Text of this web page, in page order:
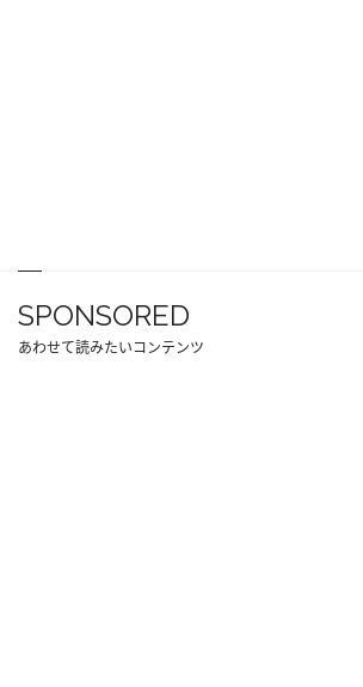
SPONSORED
あわせて読みたいコンテンツ